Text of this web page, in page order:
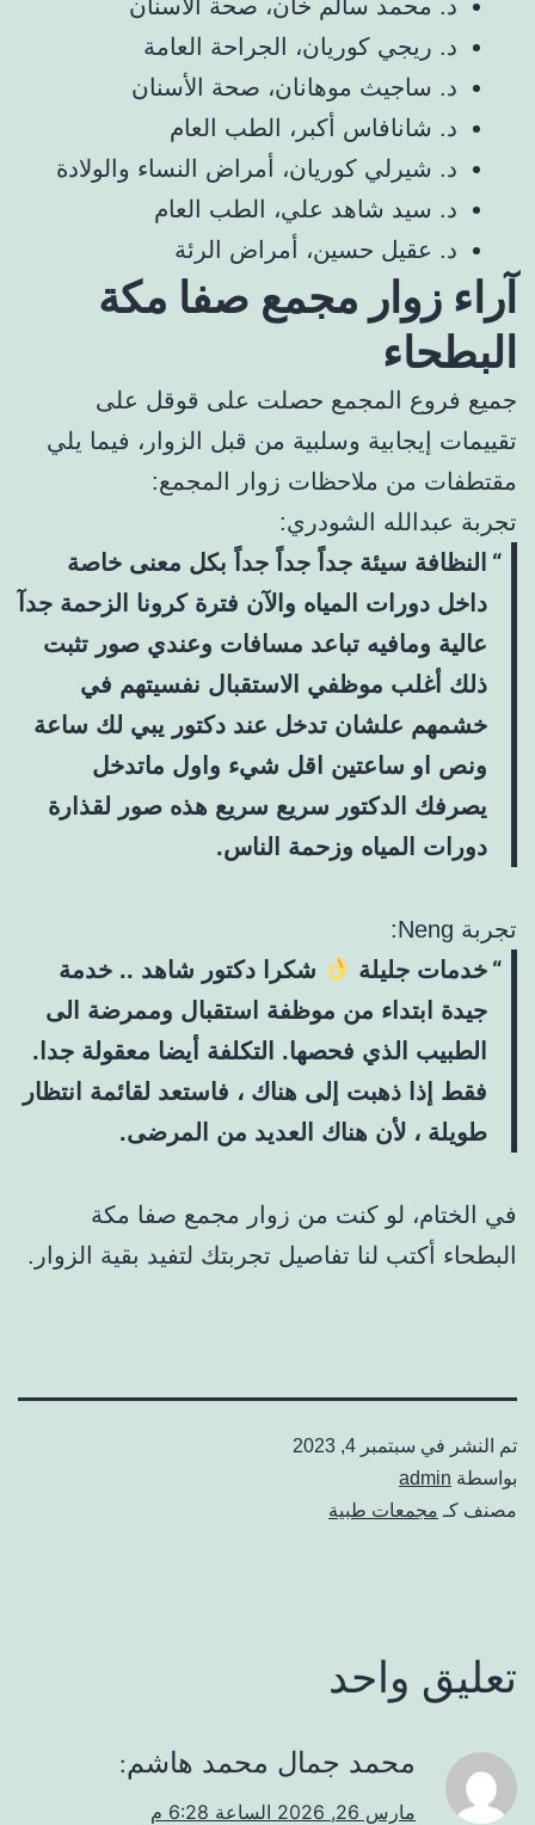
د. محمد سالم خان، صحة الأسنان
د. ريجي كوريان، الجراحة العامة
د. ساجيث موهانان، صحة الأسنان
د. شانافاس أكبر، الطب العام
د. شيرلي كوريان، أمراض النساء والولادة
د. سيد شاهد علي، الطب العام
د. عقيل حسين، أمراض الرئة
آراء زوار مجمع صفا مكة
البطحاء
جميع فروع المجمع حصلت على قوقل على
تقييمات إيجابية وسلبية من قبل الزوار، فيما يلي
مقتطفات من ملاحظات زوار المجمع:
تجربة عبدالله الشودري:
النظافة سيئة جداً جداً جداً بكل معنى خاصة
داخل دورات المياه والآن فترة كرونا الزحمة جدآ
عالية ومافيه تباعد مسافات وعندي صور تثبت
ذلك أغلب موظفي الاستقبال نفسيتهم في
خشمهم علشان تدخل عند دكتور يبي لك ساعة
ونص او ساعتين اقل شيء واول ماتدخل
يصرفك الدكتور سريع سريع هذه صور لقذارة
دورات المياه وزحمة الناس.
تجربة Neng:
خدمات جليلة
شكرا دكتور شاهد .. خدمة
جيدة ابتداء من موظفة استقبال وممرضة الى
الطبيب الذي فحصها. التكلفة أيضا معقولة جدا.
فقط إذا ذهبت إلى هناك ، فاستعد لقائمة انتظار
طويلة ، لأن هناك العديد من المرضى.
في الختام، لو كنت من زوار مجمع صفا مكة
البطحاء أكتب لنا تفاصيل تجربتك لتفيد بقية الزوار.
تم النشر في سبتمبر 4, 2023
بواسطة admin
مصنف كـ مجمعات طبية
تعليق واحد
محمد جمال محمد هاشم:
مارس 26, 2026 الساعة 6:28 م